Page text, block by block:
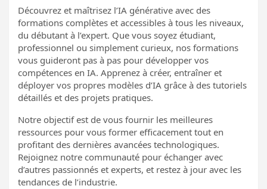
Découvrez et maîtrisez l’IA générative avec des
formations complètes et accessibles à tous les niveaux,
du débutant à l’expert. Que vous soyez étudiant,
professionnel ou simplement curieux, nos formations
vous guideront pas à pas pour développer vos
compétences en IA. Apprenez à créer, entraîner et
déployer vos propres modèles d’IA grâce à des tutoriels
détaillés et des projets pratiques.
Notre objectif est de vous fournir les meilleures
ressources pour vous former efficacement tout en
profitant des dernières avancées technologiques.
Rejoignez notre communauté pour échanger avec
d’autres passionnés et experts, et restez à jour avec les
tendances de l’industrie.